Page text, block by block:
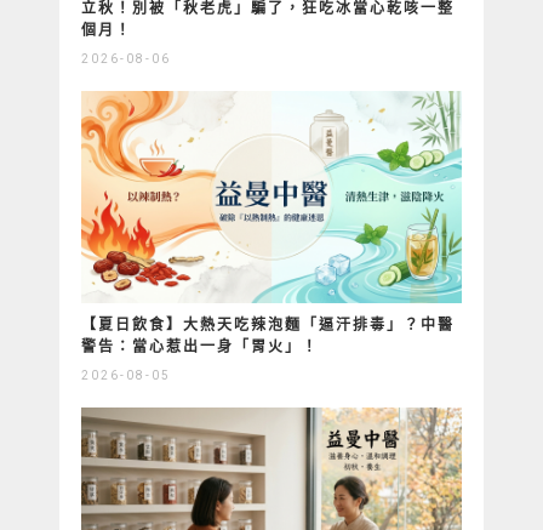
立秋！別被「秋老虎」騙了，狂吃冰當心乾咳一整
個月！
2026-08-06
【夏日飲食】大熱天吃辣泡麵「逼汗排毒」？中醫
警告：當心惹出一身「胃火」！
2026-08-05